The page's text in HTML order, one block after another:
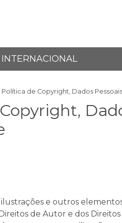
INTERNACIONAL
Política de Copyright, Dados
ilustrações e outros
de Autor e dos